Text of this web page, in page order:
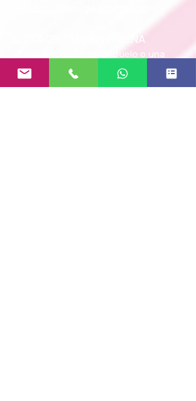
EL DOLOR TAMBIÉN ENSEÑA
¿Estás atravesando un duelo o una
pérdida importante?